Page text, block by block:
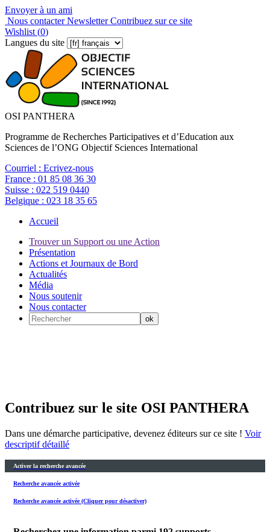
Envoyer à un ami
Nous contacterNewsletterContribuez sur ce site
Wishlist (0)
Langues du site
OSI PANTHERA
Programme de Recherches Participatives et d’Education aux
Sciences de l’ONG Objectif Sciences International
Courriel : Ecrivez-nous
France : 01 85 08 36 30
Suisse : 022 519 0440
Belgique : 023 18 35 65
Accueil
Trouver un Support ou une Action
Présentation
Actions et Journaux de Bord
Actualités
Média
Nous soutenir
Nous contacter
Contribuez sur le site OSI PANTHERA
Dans une démarche participative, devenez éditeurs sur ce site ! Voir
descriptif détaillé
Activer la recherche avancée
Recherche avancée activée
Recherche avancée activée (Cliquer pour désactiver)